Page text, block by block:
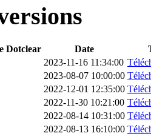
Dotclear Date
2023-11-16 11:34:00
2023-08-07 10:00:00
2022-12-01 12:35:00
2022-11-30 10:21:00
2022-08-14 10:31:00
2022-08-13 16:10:00